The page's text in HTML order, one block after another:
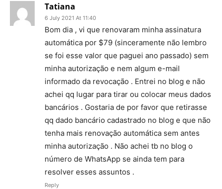
Tatiana
6 July 2021 At 11:40
Bom dia , vi que renovaram minha assinatura
automática por $79 (sinceramente não lembro
se foi esse valor que paguei ano passado) sem
minha autorização e nem algum e-mail
informado da revocação . Entrei no blog e não
achei qq lugar para tirar ou colocar meus dados
bancários . Gostaria de por favor que retirasse
qq dado bancário cadastrado no blog e que não
tenha mais renovação automática sem antes
minha autorização . Não achei tb no blog o
número de WhatsApp se ainda tem para
resolver esses assuntos .
Reply